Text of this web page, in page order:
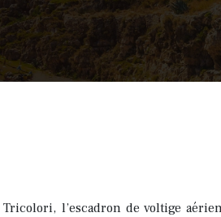
l’escadron de voltige